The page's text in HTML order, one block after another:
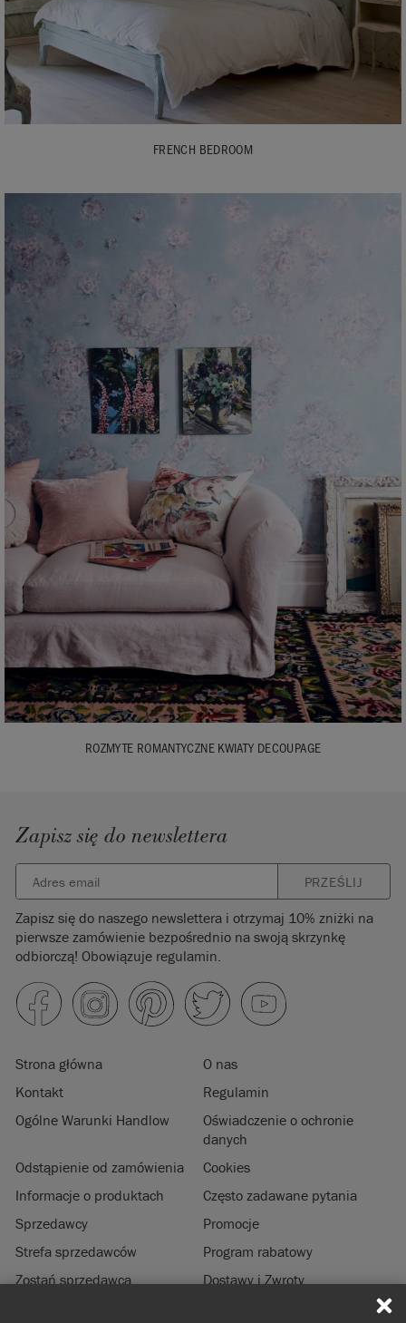
FRENCH BEDROOM
ROZMYTE ROMANTYCZNE KWIATY DECOUPAGE
Zapisz się do newslettera
PRZEŚLIJ
Zapisz się do naszego newslettera i otrzymaj 10% zniżki na
pierwsze zamówienie bezpośrednio na swoją skrzynkę
odbiorczą! Obowiązuje regulamin.
Strona główna
O nas
Kontakt
Regulamin
Ogólne Warunki Handlow
Oświadczenie o ochronie
danych
Odstąpienie od zamówienia
Cookies
Informacje o produktach
Często zadawane pytania
Sprzedawcy
Promocje
Strefa sprzedawców
Program rabatowy
Zostań sprzedawcą
Dostawy i Zwroty